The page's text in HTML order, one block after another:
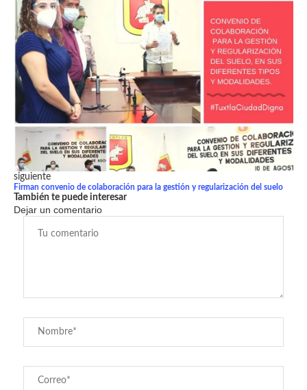
siguiente
Firman convenio de colaboración para la gestión y regularización del suelo
También te puede interesar
Dejar un comentario